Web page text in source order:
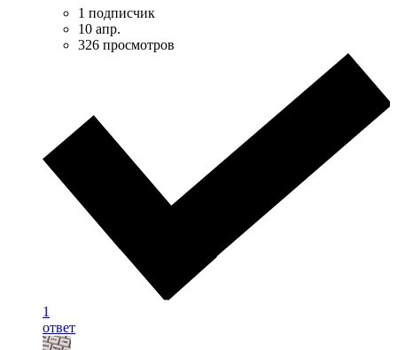
1 подписчик
10 апр.
326 просмотров
1
ответ